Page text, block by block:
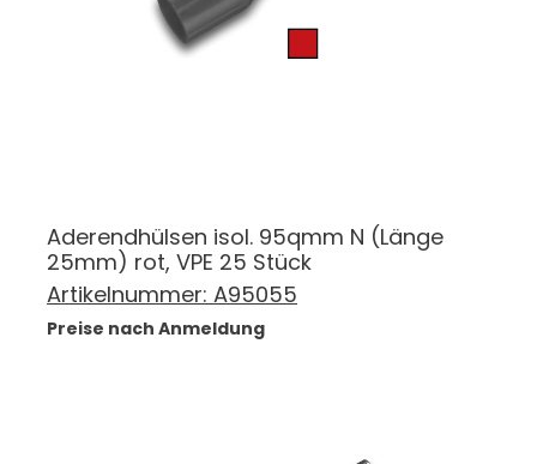
Aderendhülsen isol. 95qmm N (Länge
25mm) rot, VPE 25 Stück
Artikelnummer: A95055
Preise nach Anmeldung